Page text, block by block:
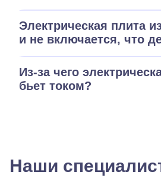
Электрическая плита
и не включается, что
Из-за чего
бьет током?
Наши